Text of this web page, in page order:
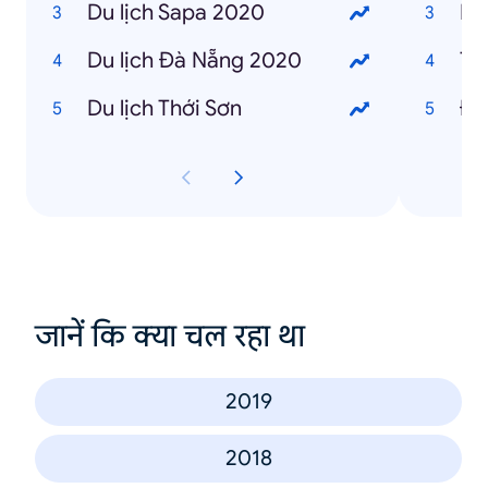
Du lịch Sapa 2020
Du lịch Đà Nẵng 2020
Du lịch Thới Sơn
जानें कि क्या चल रहा था
2019
2018